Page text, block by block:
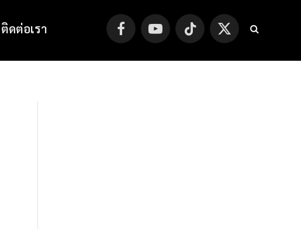
ติดต่อเรา FacebookYouTube TikTok
X
(Twitter)